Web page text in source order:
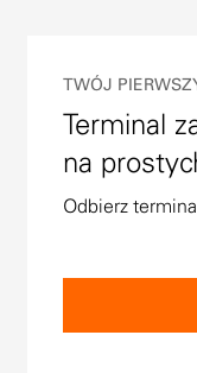
TWÓJ
Terminal
na
Odbierz